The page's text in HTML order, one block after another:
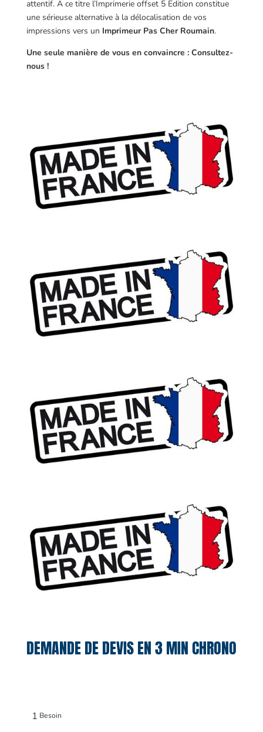
attentif. A ce titre l’Imprimerie offset 5 Edition constitue
une sérieuse alternative à la délocalisation de vos
impressions vers un Imprimeur Pas Cher Roumain.
Une seule manière de vous en convaincre : Consultez-
nous !
DEMANDE DE DEVIS EN 3 MIN CHRONO
1 Besoin